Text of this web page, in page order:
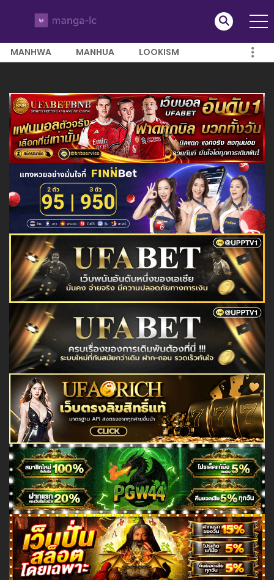
MANHWA MANHUA LOOKISM